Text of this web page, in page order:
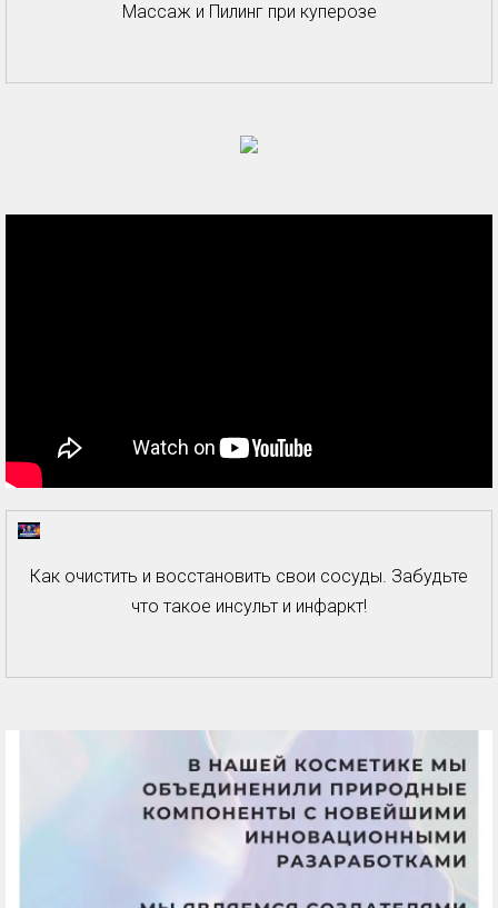
Массаж и Пилинг при куперозе
Как очистить и восстановить свои сосуды. Забудьте
что такое инсульт и инфаркт!